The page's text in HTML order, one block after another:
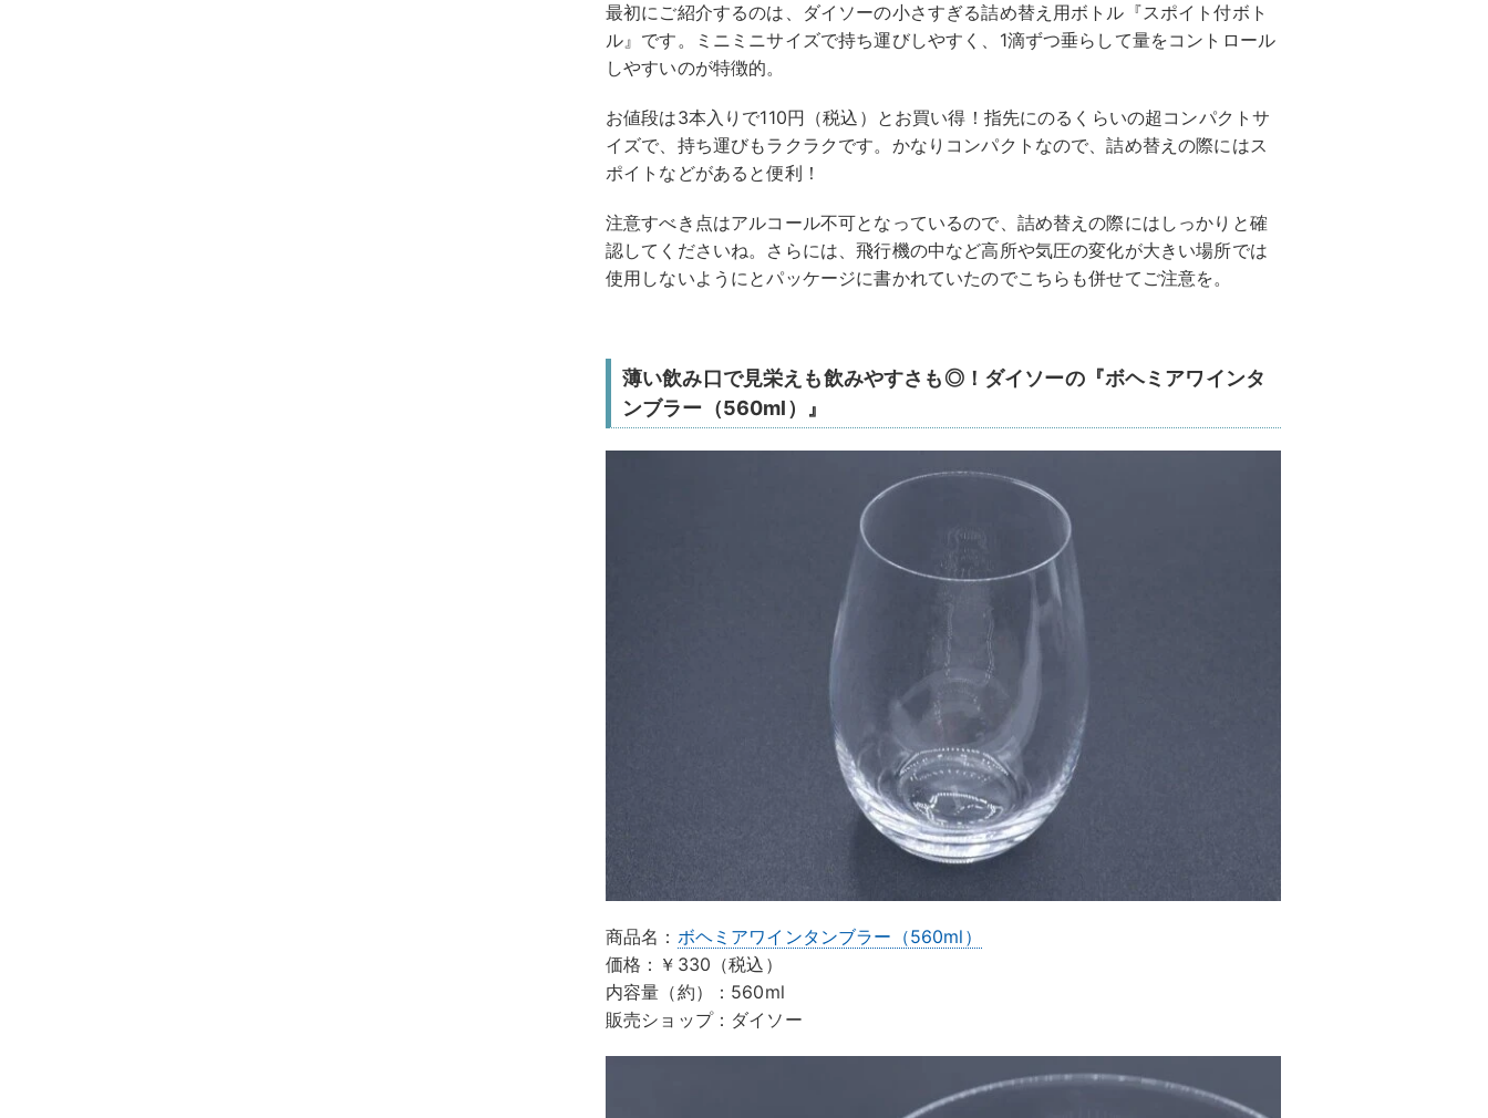
最初にご紹介するのは、ダイソーの小さすぎる詰め替え用ボトル『スポイト付ボト
ル』です。ミニミニサイズで持ち運びしやすく、1滴ずつ垂らして量をコントロール
しやすいのが特徴的。
お値段は3本入りで110円（税込）とお買い得！指先にのるくらいの超コンパクトサ
イズで、持ち運びもラクラクです。かなりコンパクトなので、詰め替えの際にはス
ポイトなどがあると便利！
注意すべき点はアルコール不可となっているので、詰め替えの際にはしっかりと確
認してくださいね。さらには、飛行機の中など高所や気圧の変化が大きい場所では
使用しないようにとパッケージに書かれていたのでこちらも併せてご注意を。
薄い飲み口で見栄えも飲みやすさも◎！ダイソーの『ボヘミアワインタ
ンブラー（560ml）』
商品名： ボヘミアワインタンブラー（560ml）
価格：￥330（税込）
内容量（約）：560ml
販売ショップ：ダイソー